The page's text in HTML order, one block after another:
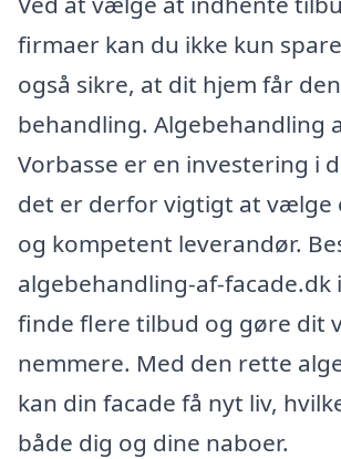
firmaer kan du ikke kun
også sikre, at dit hjem får
behandling. Algebehandling
Vorbasse er en investering i
det er derfor vigtigt at vælge
og kompetent leverandør.
algebehandling-af-facade.dk
finde flere tilbud og gøre dit
nemmere. Med den rette
kan din facade få nyt liv,
både dig og dine naboer.